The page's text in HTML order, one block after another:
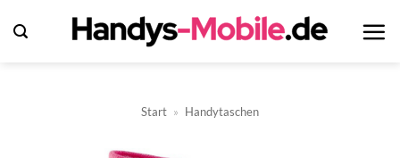
Inhalt
Start » Handytaschen